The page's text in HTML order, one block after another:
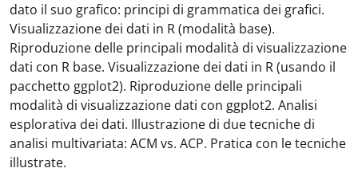
dato il suo grafico: principi di grammatica dei grafici.
Visualizzazione dei dati in R (modalità base).
Riproduzione delle principali modalità di visualizzazione
dati con R base. Visualizzazione dei dati in R (usando il
pacchetto ggplot2). Riproduzione delle principali
modalità di visualizzazione dati con ggplot2. Analisi
esplorativa dei dati. Illustrazione di due tecniche di
analisi multivariata: ACM vs. ACP. Pratica con le tecniche
illustrate.